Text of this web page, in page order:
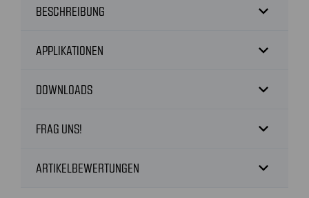
BESCHREIBUNG expand_more
APPLIKATIONEN expand_more
DOWNLOADS expand_more
FRAG UNS! expand_more
ARTIKELBEWERTUNGEN expand_more